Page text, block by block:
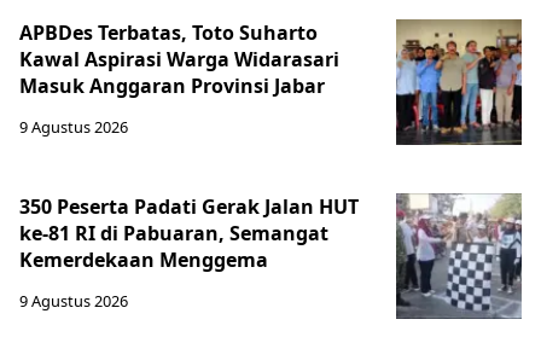
APBDes Terbatas, Toto Suharto
Kawal Aspirasi Warga Widarasari
Masuk Anggaran Provinsi Jabar
9 Agustus 2026
350 Peserta Padati Gerak Jalan HUT
ke-81 RI di Pabuaran, Semangat
Kemerdekaan Menggema
9 Agustus 2026